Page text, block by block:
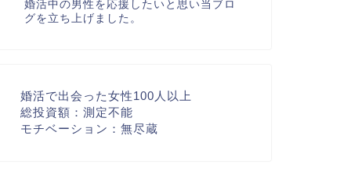
婚活中の男性を応援したいと思い当ブロ
グを立ち上げました。
婚活で出会った女性100人以上
総投資額：測定不能
モチベーション：無尽蔵